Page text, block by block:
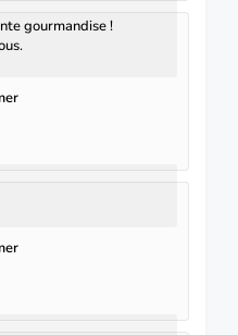
gourmandise !